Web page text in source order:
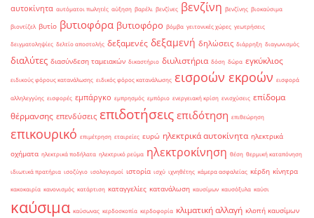
αυτοκίνητα αυτόματοι πωλητές αύξηση βαρέλι βενζίνες βενζίνη βενζίνης βιοκαύσιμα
βιοντίζελ βυτίο βυτιοφόρα βυτιοφόρο βόμβα γειτονικές χώρες γεωτρήσεις
δειγματοληψίες δελτίο αποστολής δεξαμενές δεξαμενή δηλώσεις διάρρηξη διαγωνισμός
διαλύτες διασύνδεση ταμειακών δικαστήριο διυλιστήρια δόση δώρα εγκύκλιος
ειδικούς φόρους κατανάλωσης ειδικός φόρος κατανάλωσης εισροών εκροών εισφορά
αλληλεγγύης εισφορές εμπάργκο εμπρησμός εμπόριο ενεργειακή κρίση ενισχύσεις επίδομα
θέρμανσης επενδύσεις επιδοτήσεις επιδότηση επιθεώρηση
επικουρικό επιμέτρηση εταιρείες ευρώ ηλεκτρικά αυτοκίνητα ηλεκτρικά
οχήματα ηλεκτρικά ποδήλατα ηλεκτρικό ρεύμα ηλεκτροκίνηση θέση θερμική καταπόνηση
ιδιωτικά πρατήρια ισοζύγιο ισολογισμοί ιστορία ισχύ ιχνηθέτης κάμερα ασφαλείας κέρδη κίνητρα
κακοκαιρία κανονισμός κατάρτιση καταγγελίες κατανάλωση καυσίμων καυσόξυλα καύσι
καύσιμα καύσωνας κερδοσκοπία κερδοφορία κλιματική αλλαγή κλοπή καυσίμων